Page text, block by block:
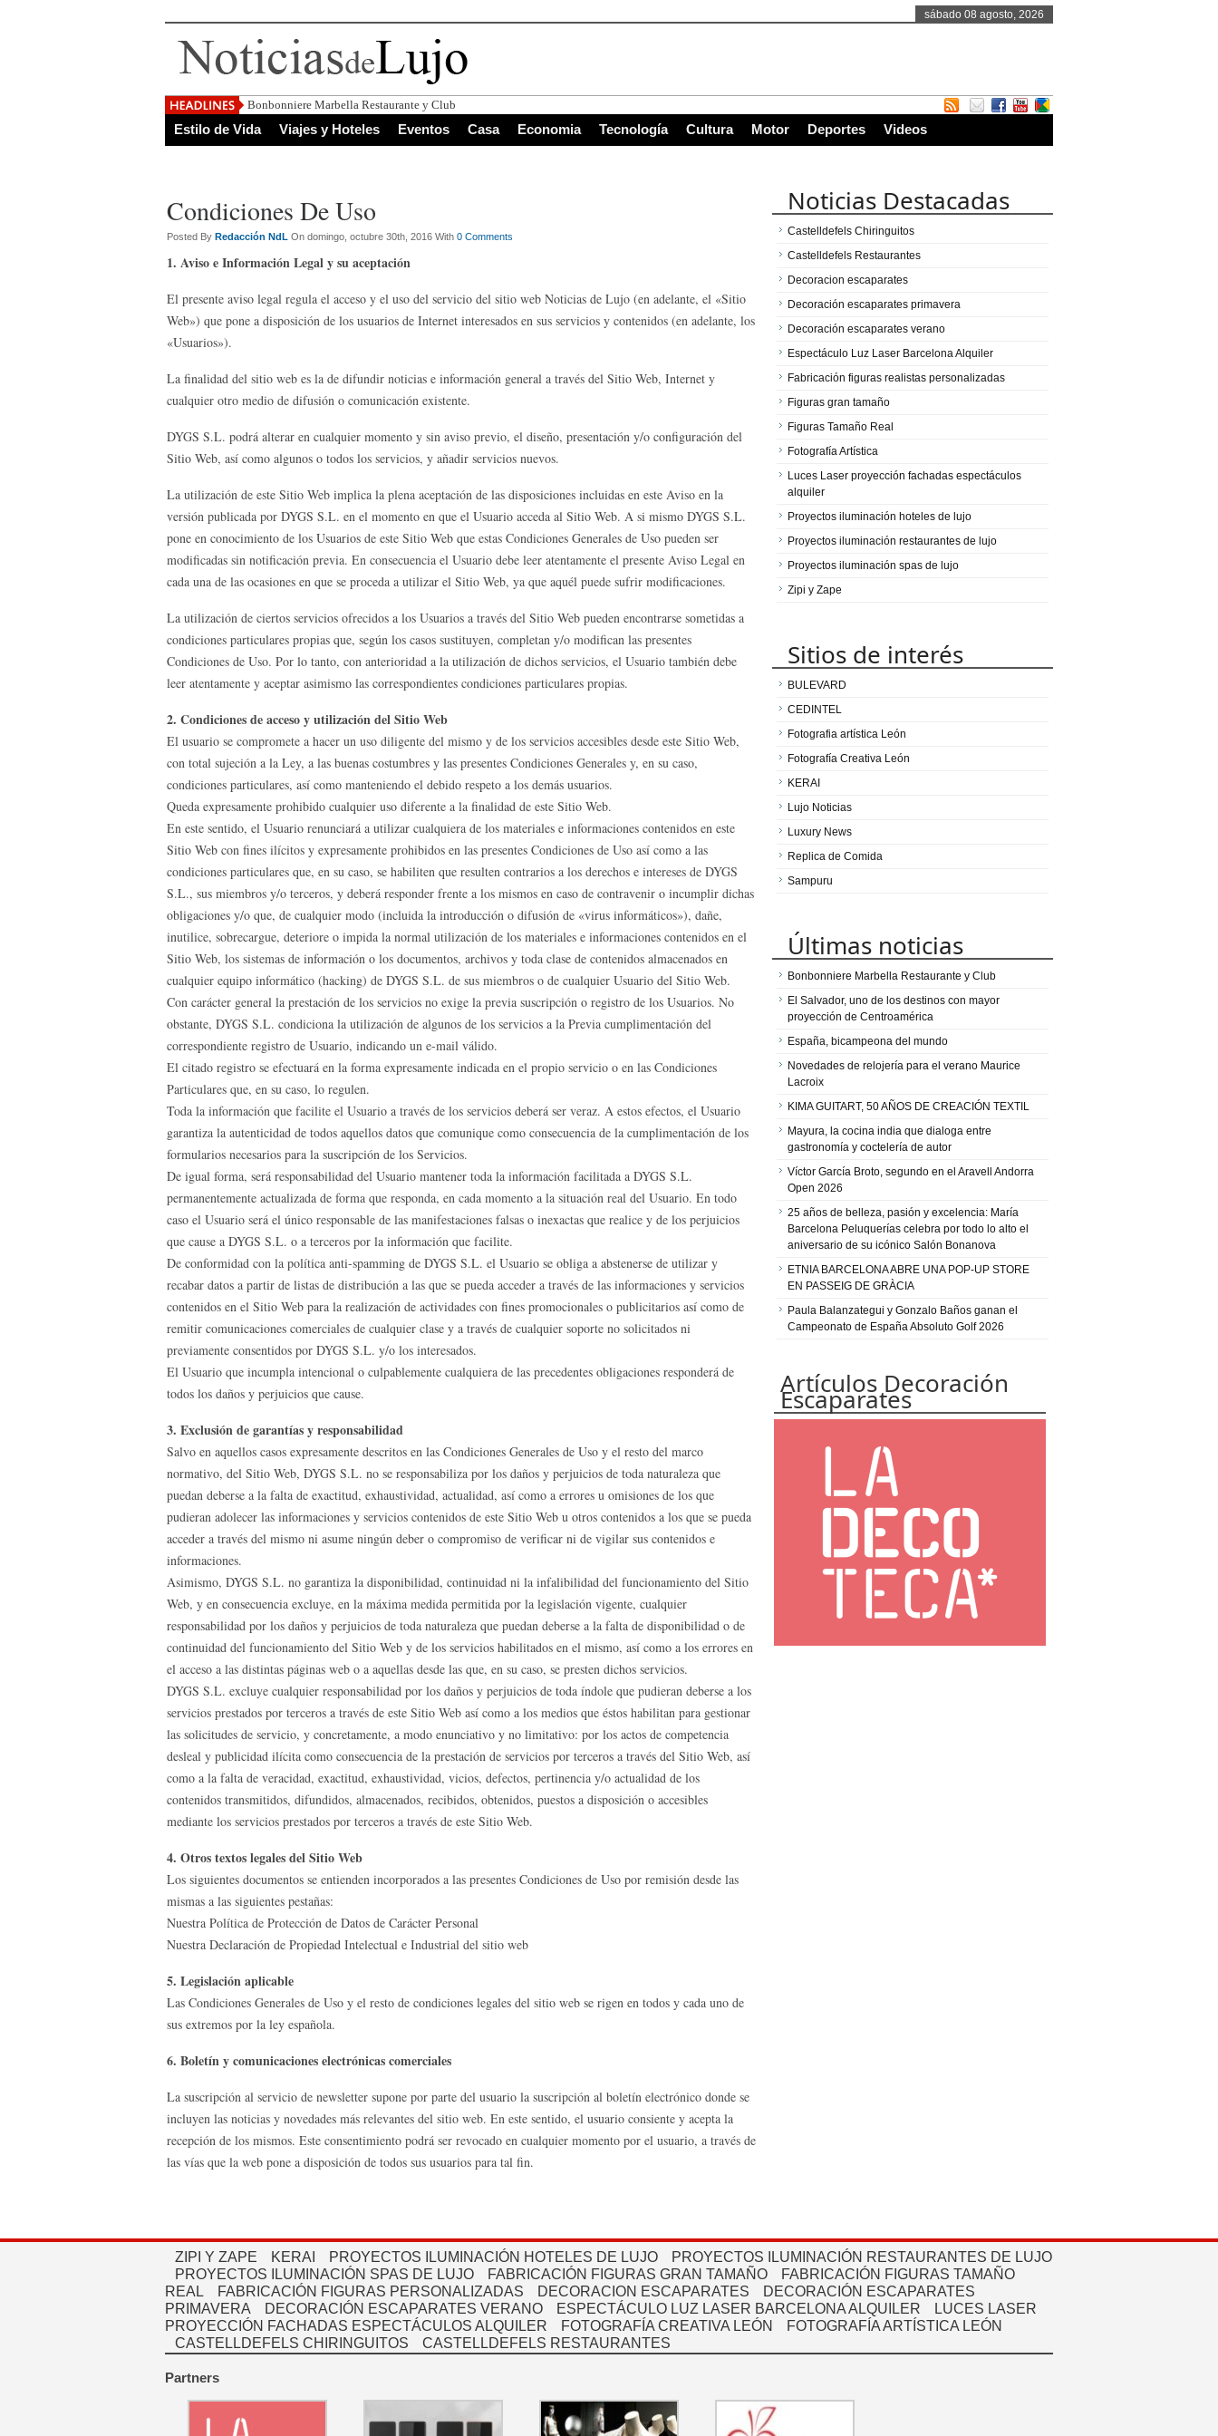
sábado 08 agosto, 2026
El Salvador, uno d
Estilo de Vida Viajes y Hoteles Eventos Casa Economia Tecnología Cultura Motor Deportes Videos
Condiciones De Uso
Posted By Redacción NdL On domingo, octubre 30th, 2016 With 0 Comments
1. Aviso e Información Legal y su aceptación
El presente aviso legal regula el acceso y el uso del servicio del sitio web Noticias de Lujo (en adelante, el «Sitio
Web») que pone a disposición de los usuarios de Internet interesados en sus servicios y contenidos (en adelante, los
«Usuarios»).
La finalidad del sitio web es la de difundir noticias e información general a través del Sitio Web, Internet y
cualquier otro medio de difusión o comunicación existente.
DYGS S.L. podrá alterar en cualquier momento y sin aviso previo, el diseño, presentación y/o configuración del
Sitio Web, así como algunos o todos los servicios, y añadir servicios nuevos.
La utilización de este Sitio Web implica la plena aceptación de las disposiciones incluidas en este Aviso en la
versión publicada por DYGS S.L. en el momento en que el Usuario acceda al Sitio Web. A si mismo DYGS S.L.
pone en conocimiento de los Usuarios de este Sitio Web que estas Condiciones Generales de Uso pueden ser
modificadas sin notificación previa. En consecuencia el Usuario debe leer atentamente el presente Aviso Legal en
cada una de las ocasiones en que se proceda a utilizar el Sitio Web, ya que aquél puede sufrir modificaciones.
La utilización de ciertos servicios ofrecidos a los Usuarios a través del Sitio Web pueden encontrarse sometidas a
condiciones particulares propias que, según los casos sustituyen, completan y/o modifican las presentes
Condiciones de Uso. Por lo tanto, con anterioridad a la utilización de dichos servicios, el Usuario también debe
leer atentamente y aceptar asimismo las correspondientes condiciones particulares propias.
2. Condiciones de acceso y utilización del Sitio Web
El usuario se compromete a hacer un uso diligente del mismo y de los servicios accesibles desde este Sitio Web,
con total sujeción a la Ley, a las buenas costumbres y las presentes Condiciones Generales y, en su caso,
condiciones particulares, así como manteniendo el debido respeto a los demás usuarios.
Queda expresamente prohibido cualquier uso diferente a la finalidad de este Sitio Web.
En este sentido, el Usuario renunciará a utilizar cualquiera de los materiales e informaciones contenidos en este
Sitio Web con fines ilícitos y expresamente prohibidos en las presentes Condiciones de Uso así como a las
condiciones particulares que, en su caso, se habiliten que resulten contrarios a los derechos e intereses de DYGS
S.L., sus miembros y/o terceros, y deberá responder frente a los mismos en caso de contravenir o incumplir dichas
obligaciones y/o que, de cualquier modo (incluida la introducción o difusión de «virus informáticos»), dañe,
inutilice, sobrecargue, deteriore o impida la normal utilización de los materiales e informaciones contenidos en el
Sitio Web, los sistemas de información o los documentos, archivos y toda clase de contenidos almacenados en
cualquier equipo informático (hacking) de DYGS S.L. de sus miembros o de cualquier Usuario del Sitio Web.
Con carácter general la prestación de los servicios no exige la previa suscripción o registro de los Usuarios. No
obstante, DYGS S.L. condiciona la utilización de algunos de los servicios a la Previa cumplimentación del
correspondiente registro de Usuario, indicando un e-mail válido.
El citado registro se efectuará en la forma expresamente indicada en el propio servicio o en las Condiciones
Particulares que, en su caso, lo regulen.
Toda la información que facilite el Usuario a través de los servicios deberá ser veraz. A estos efectos, el Usuario
garantiza la autenticidad de todos aquellos datos que comunique como consecuencia de la cumplimentación de los
formularios necesarios para la suscripción de los Servicios.
De igual forma, será responsabilidad del Usuario mantener toda la información facilitada a DYGS S.L.
permanentemente actualizada de forma que responda, en cada momento a la situación real del Usuario. En todo
caso el Usuario será el único responsable de las manifestaciones falsas o inexactas que realice y de los perjuicios
que cause a DYGS S.L. o a terceros por la información que facilite.
De conformidad con la política anti-spamming de DYGS S.L. el Usuario se obliga a abstenerse de utilizar y
recabar datos a partir de listas de distribución a las que se pueda acceder a través de las informaciones y servicios
contenidos en el Sitio Web para la realización de actividades con fines promocionales o publicitarios así como de
remitir comunicaciones comerciales de cualquier clase y a través de cualquier soporte no solicitados ni
previamente consentidos por DYGS S.L. y/o los interesados.
El Usuario que incumpla intencional o culpablemente cualquiera de las precedentes obligaciones responderá de
todos los daños y perjuicios que cause.
3. Exclusión de garantías y responsabilidad
Salvo en aquellos casos expresamente descritos en las Condiciones Generales de Uso y el resto del marco
normativo, del Sitio Web, DYGS S.L. no se responsabiliza por los daños y perjuicios de toda naturaleza que
puedan deberse a la falta de exactitud, exhaustividad, actualidad, así como a errores u omisiones de los que
pudieran adolecer las informaciones y servicios contenidos de este Sitio Web u otros contenidos a los que se pueda
acceder a través del mismo ni asume ningún deber o compromiso de verificar ni de vigilar sus contenidos e
informaciones.
Asimismo, DYGS S.L. no garantiza la disponibilidad, continuidad ni la infalibilidad del funcionamiento del Sitio
Web, y en consecuencia excluye, en la máxima medida permitida por la legislación vigente, cualquier
responsabilidad por los daños y perjuicios de toda naturaleza que puedan deberse a la falta de disponibilidad o de
continuidad del funcionamiento del Sitio Web y de los servicios habilitados en el mismo, así como a los errores en
el acceso a las distintas páginas web o a aquellas desde las que, en su caso, se presten dichos servicios.
DYGS S.L. excluye cualquier responsabilidad por los daños y perjuicios de toda índole que pudieran deberse a los
servicios prestados por terceros a través de este Sitio Web así como a los medios que éstos habilitan para gestionar
las solicitudes de servicio, y concretamente, a modo enunciativo y no limitativo: por los actos de competencia
desleal y publicidad ilícita como consecuencia de la prestación de servicios por terceros a través del Sitio Web, así
como a la falta de veracidad, exactitud, exhaustividad, vicios, defectos, pertinencia y/o actualidad de los
contenidos transmitidos, difundidos, almacenados, recibidos, obtenidos, puestos a disposición o accesibles
mediante los servicios prestados por terceros a través de este Sitio Web.
4. Otros textos legales del Sitio Web
Los siguientes documentos se entienden incorporados a las presentes Condiciones de Uso por remisión desde las
mismas a las siguientes pestañas:
Nuestra Política de Protección de Datos de Carácter Personal
Nuestra Declaración de Propiedad Intelectual e Industrial del sitio web
5. Legislación aplicable
Las Condiciones Generales de Uso y el resto de condiciones legales del sitio web se rigen en todos y cada uno de
sus extremos por la ley española.
6. Boletín y comunicaciones electrónicas comerciales
La suscripción al servicio de newsletter supone por parte del usuario la suscripción al boletín electrónico donde se
incluyen las noticias y novedades más relevantes del sitio web. En este sentido, el usuario consiente y acepta la
recepción de los mismos. Este consentimiento podrá ser revocado en cualquier momento por el usuario, a través de
las vías que la web pone a disposición de todos sus usuarios para tal fin.
Noticias Destacadas
Castelldefels Chiringuitos
Castelldefels Restaurantes
Decoracion escaparates
Decoración escaparates primavera
Decoración escaparates verano
Espectáculo Luz Laser Barcelona Alquiler
Fabricación figuras realistas personalizadas
Figuras gran tamaño
Figuras Tamaño Real
Fotografía Artística
Luces Laser proyección fachadas espectáculos
alquiler
Proyectos iluminación hoteles de lujo
Proyectos iluminación restaurantes de lujo
Proyectos iluminación spas de lujo
Zipi y Zape
Sitios de interés
BULEVARD
CEDINTEL
Fotografia artística León
Fotografía Creativa León
KERAI
Lujo Noticias
Luxury News
Replica de Comida
Sampuru
Últimas noticias
Bonbonniere Marbella Restaurante y Club
El Salvador, uno de los destinos con mayor
proyección de Centroamérica
España, bicampeona del mundo
Novedades de relojería para el verano Maurice
Lacroix
KIMA GUITART, 50 AÑOS DE CREACIÓN TEXTIL
Mayura, la cocina india que dialoga entre
gastronomía y coctelería de autor
Víctor García Broto, segundo en el Aravell Andorra
Open 2026
25 años de belleza, pasión y excelencia: María
Barcelona Peluquerías celebra por todo lo alto el
aniversario de su icónico Salón Bonanova
ETNIA BARCELONA ABRE UNA POP-UP STORE
EN PASSEIG DE GRÀCIA
Paula Balanzategui y Gonzalo Baños ganan el
Campeonato de España Absoluto Golf 2026
Artículos Decoración
Escaparates
ZIPI Y ZAPE KERAI PROYECTOS ILUMINACIÓN HOTELES DE LUJO
PROYECTOS ILUMINACIÓN RESTAURANTES DE LUJO
PROYECTOS ILUMINACIÓN SPAS DE LUJO
FABRICACIÓN FIGURAS GRAN TAMAÑO
FABRICACIÓN FIGURAS TAMAÑO
REAL
FABRICACIÓN FIGURAS PERSONALIZADAS DECORACION ESCAPARATES
DECORACIÓN ESCAPARATES
PRIMAVERA
DECORACIÓN ESCAPARATES VERANO ESPECTÁCULO LUZ LASER BARCELONA ALQUILER
LUCES LASER
PROYECCIÓN FACHADAS ESPECTÁCULOS ALQUILER
FOTOGRAFÍA CREATIVA LEÓN
FOTOGRAFÍA ARTÍSTICA LEÓN
CASTELLDEFELS CHIRINGUITOS
CASTELLDEFELS RESTAURANTES
Partners